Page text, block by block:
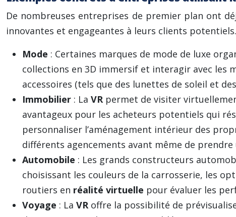
De nombreuses entreprises de premier plan ont
innovantes et engageantes à leurs clients potentiels.
Mode : Certaines marques de mode de luxe
collections en 3D immersif et interagir avec les
accessoires (tels que des lunettes de soleil et
Immobilier : La VR permet de visiter
avantageux pour les acheteurs potentiels qui
personnaliser l’aménagement intérieur des
différents agencements avant même de prendre
Automobile : Les grands constructeurs
choisissant les couleurs de la carrosserie, les
routiers en réalité virtuelle pour évaluer les
Voyage : La VR offre la possibilité de